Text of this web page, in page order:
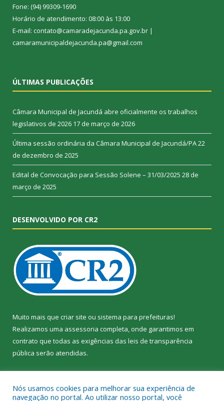
Fone: (94) 99309-1690
Horário de atendimento: 08:00 às 13:00
E-mail: contato@camaradejacunda.pa.gov.br |
camaramunicipaldejacunda.pa@gmail.com
ÚLTIMAS PUBLICAÇÕES
Câmara Municipal de Jacundá abre oficialmente os trabalhos
legislativos de 2026 17 de março de 2026
Última sessão ordinária da Câmara Municipal de Jacundá/PA22
de dezembro de 2025
Edital de Convocação para Sessão Solene – 31/03/2025 28 de
março de 2025
DESENVOLVIDO POR CR2
Muito mais que criar site ou sistema para prefeituras!
Realizamos uma assessoria completa, onde garantimos em
contrato que todas as exigências das leis de transparência
pública serão atendidas.
Nós usamos cookies para melhorar sua experiência de
navegação no portal. Ao utilizar nosso portal, você